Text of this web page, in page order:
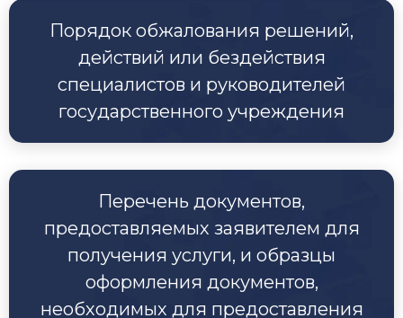
Порядок обжалования решений,
действий или бездействия
специалистов и руководителей
государственного учреждения
Перечень документов,
предоставляемых заявителем для
получения услуги, и образцы
оформления документов,
необходимых для предоставления